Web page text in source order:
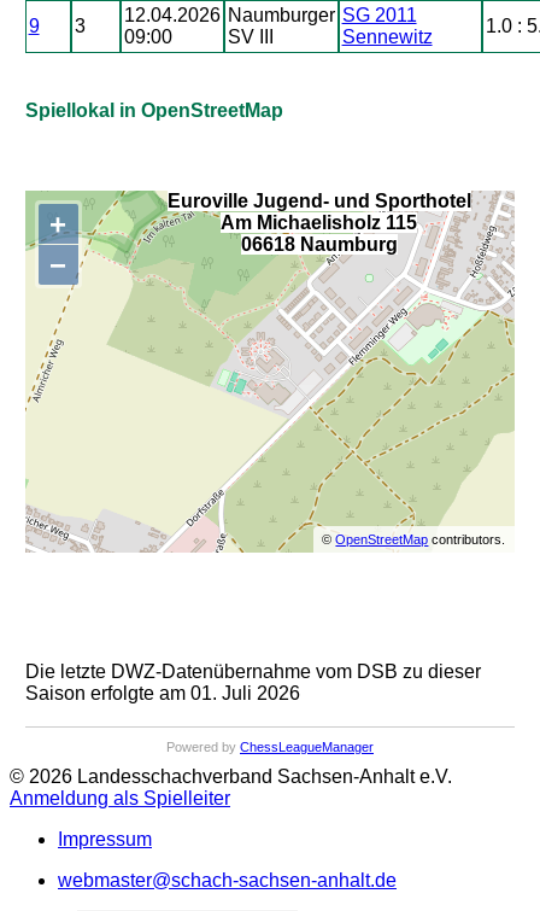
9 3
12.04.2026
09:00
Naumburger
SV III
SG 2011
Sennewitz
1.0 :
Spiellokal in OpenStreetMap
+
−
©OpenStreetMap contributors.
Euroville Jugend- und Sporthotel
Am Michaelisholz 115
06618 Naumburg
,
Die letzte DWZ-Datenübernahme vom DSB zu dieser
Saison erfolgte am 01. Juli 2026
Powered by ChessLeagueManager
© 2026 Landesschachverband Sachsen-Anhalt e.V.
Anmeldung als Spielleiter
Impressum
webmaster@schach-sachsen-anhalt.de